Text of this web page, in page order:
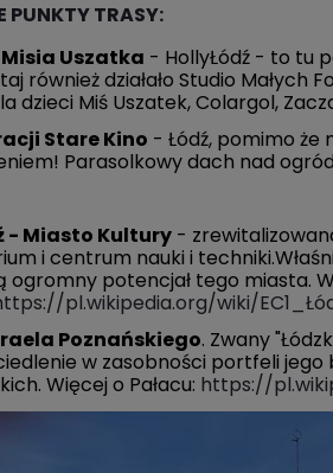
PUNKTY TRASY:
Uszatka - HollyŁódź - to tu
również działało Studio
dzieci Miś Uszatek, Colargol,
Stare Kino - Łódź, pomimo że
Parasolkowy dach nad
- Miasto Kultury -
i centrum nauki i
ogromny potencjał tego miasta.
pl.wikipedia.org/wiki/
Poznańskiego. Zwany
w zasobności portfeli
Więcej o Pałacu: https://